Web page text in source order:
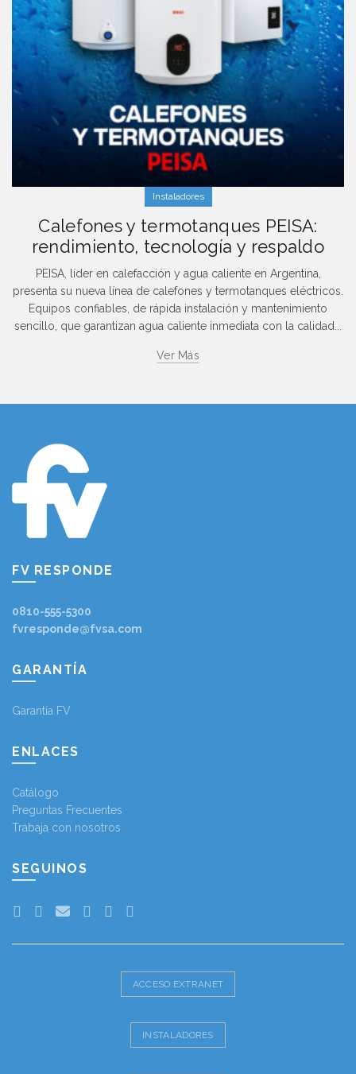
Instaladores
Calefones y termotanques PEISA:
rendimiento, tecnología y respaldo
PEISA, líder en calefacción y agua caliente en Argentina,
presenta su nueva línea de calefones y termotanques eléctricos.
Equipos confiables, de rápida instalación y mantenimiento
sencillo, que garantizan agua caliente inmediata con la calidad...
Ver Más
FV RESPONDE
0810-555-5300
fvresponde@fvsa.com
GARANTÍA
Garantía FV
ENLACES
Catálogo
Preguntas Frecuentes
Trabaja con nosotros
SEGUINOS
ACCESO EXTRANET
INSTALADORES